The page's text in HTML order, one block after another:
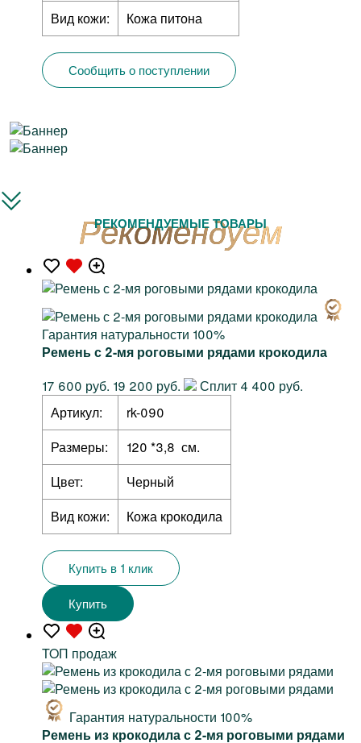
Вид кожи: Кожа питона
Сообщить о поступлении
РЕКОМЕНДУЕМЫЕ ТОВАРЫ
Гарантия натуральности 100%
Ремень с 2-мя роговыми рядами крокодила
17 600 руб. 19 200 руб.
Сплит 4 400 руб.
Артикул:
rk-090
Размеры:
120 *3,8 см.
Цвет:
Черный
Вид кожи:
Кожа крокодила
Купить в 1 клик
Купить
TOП продаж
Гарантия натуральности 100%
Ремень из крокодила с 2-мя роговыми рядами